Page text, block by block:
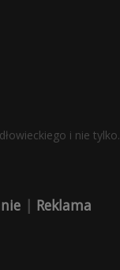
i nie tylko.
| Reklama